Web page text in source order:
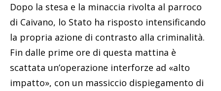
Dopo la stesa e la minaccia rivolta al parroco
di Caivano, lo Stato ha risposto intensificando
la propria azione di contrasto alla criminalità.
Fin dalle prime ore di questa mattina è
scattata un’operazione interforze ad «alto
impatto», con un massiccio dispiegamento di